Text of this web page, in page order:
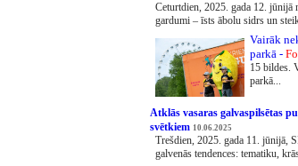
Ceturtdien, 2025. gada 12.
gardumi – īsts ābolu sidrs un
Vairāk
parkā -
15 bildes.
parkā...
Atklās vasaras galvaspilsētas
svētkiem 10.06.2025
Trešdien, 2025. gada 11. jūnijā,
galvenās tendences: tematiku,